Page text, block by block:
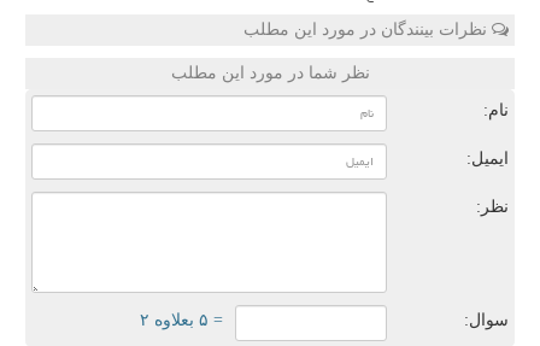
نظرات بینندگان در مورد این مطلب
نظر شما در مورد این مطلب
نام:
ایمیل:
نظر:
سوال: = ۵ بعلاوه ۲